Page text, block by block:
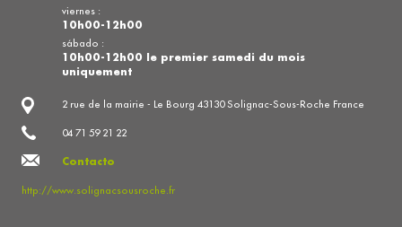
2 rue de la mairie - Le Bourg 43130 Solignac-Sous-Roche France
04 71 59 21 22
Contacto
http://www.solignacsousroche.fr
viernes :
10h00-12h00
sábado :
10h00-12h00 le premier samedi du mois
uniquement